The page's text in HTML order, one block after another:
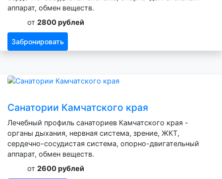
аппарат, обмен веществ.
от 2800 рублей
Забронировать
Санатории Камчатского края
Лечебный профиль санаториев Камчатского края -
органы дыхания, нервная система, зрение, ЖКТ,
сердечно-сосудистая система, опорно-двигательный
аппарат, обмен веществ.
от 2600 рублей